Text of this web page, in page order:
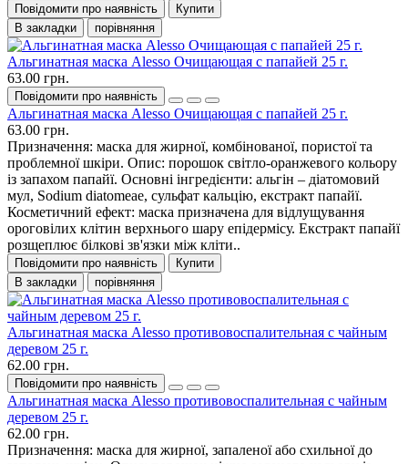
Повідомити про наявність
Купити
В закладки
порівняння
Альгинатная маска Alesso Очищающая с папайей 25 г.
63.00 грн.
Повідомити про наявність
Альгинатная маска Alesso Очищающая с папайей 25 г.
63.00 грн.
Призначення: маска для жирної, комбінованої, пористої та
проблемної шкіри. Опис: порошок світло-оранжевого кольору
із запахом папайї. Основні інгредієнти: альгін – діатомовий
мул, Sodium diatomeae, сульфат кальцію, екстракт папайї.
Косметичний ефект: маска призначена для відлущування
ороговілих клітин верхнього шару епідермісу. Екстракт папайї
розщеплює білкові зв'язки між кліти..
Повідомити про наявність
Купити
В закладки
порівняння
Альгинатная маска Alesso противовоспалительная с чайным
деревом 25 г.
62.00 грн.
Повідомити про наявність
Альгинатная маска Alesso противовоспалительная с чайным
деревом 25 г.
62.00 грн.
Призначення: маска для жирної, запаленої або схильної до